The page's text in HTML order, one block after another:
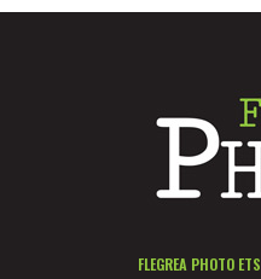
FLEGREA PHOTO ETS